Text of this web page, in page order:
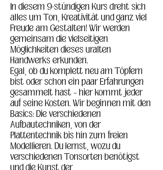
In diesem 9-stündigen Kurs dreht sich
alles um Ton, Kreativität und ganz viel
Freude am Gestalten! Wir werden
gemeinsam die vielseitigen
Möglichkeiten dieses uralten
Handwerks erkunden.
Egal, ob du komplett neu am Töpfern
bist oder schon ein paar Erfahrungen
gesammelt hast – hier kommt jeder
auf seine Kosten. Wir beginnen mit den
Basics: Die verschiedenen
Aufbautechniken, von der
Plattentechnik bis hin zum freien
Modellieren. Du lernst, wozu du
verschiedenen Tonsorten benötigst
und die Kunst der